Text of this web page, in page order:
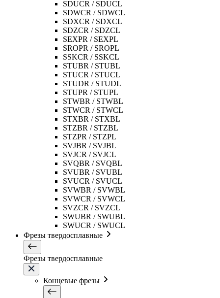
SDUCR / SDUCL
SDWCR / SDWCL
SDXCR / SDXCL
SDZCR / SDZCL
SEXPR / SEXPL
SROPR / SROPL
SSKCR / SSKCL
STUBR / STUBL
STUCR / STUCL
STUDR / STUDL
STUPR / STUPL
STWBR / STWBL
STWCR / STWCL
STXBR / STXBL
STZBR / STZBL
STZPR / STZPL
SVJBR / SVJBL
SVJCR / SVJCL
SVQBR / SVQBL
SVUBR / SVUBL
SVUCR / SVUCL
SVWBR / SVWBL
SVWCR / SVWCL
SVZCR / SVZCL
SWUBR / SWUBL
SWUCR / SWUCL
Фрезы твердосплавные
Фрезы твердосплавные
Концевые фрезы